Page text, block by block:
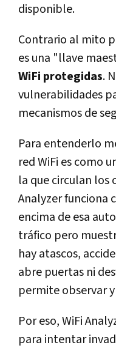
disponible.
Contrario al mito
es una "llave
WiFi protegidas.
vulnerabilidades
mecanismos de
Para entenderlo
red WiFi es como
la que circulan los
Analyzer funciona
encima de esa
tráfico pero
hay atascos,
abre puertas ni
permite observar
Por eso, WiFi
para intentar